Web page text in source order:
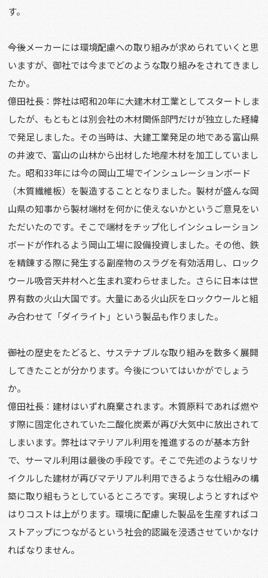
す。
――今後メーカーには環境配慮への取り組みが求められていくと思
いますが、御社では今までどのような取り組みをされてきまし
たか。
億田社長：弊社は昭和20年に大建木材工業としてスタートしま
したが、もともとは別会社の木材関係部門だけが独立した経緯
で発足しました。その当時は、大建工業発足の地である富山県
の井波で、富山の山林から出材した地産木材を加工していまし
た。昭和33年には今の岡山工場でインシュレーションボード
（木質繊維板）を製造することとなりました。製材が盛んな岡
山県の知事から製材端材を何かに使えないかというご意見をい
ただいたのです。そこで端材をチップ化しインシュレーション
ボードが作れるよう岡山工場に設備投資しました。その他、鉄
を精錬する際に発生する副産物のスラグを有効活用し、ロック
ウール吸音天井材へと生まれ変わらせました。さらに日本は世
界有数の火山大国です。大量にある火山灰をロックウールと組
み合わせて「ダイライト」という製品も作りました。
――御社の歴史をたどると、サステナブルな取り組みを数多く展開
してきたことが分かります。今後についてはいかがでしょう
か。
億田社長：建材はいずれ廃棄されます。木質原料であれば燃や
す際に固定化されていた二酸化炭素が再び大気中に放出されて
しまいます。弊社はマテリアル利用を推進するのが基本方針
で、サーマル利用は最後の手段です。そこで先述のようなリサ
イクルした建材が再びマテリアル利用できるような仕組みの構
築に取り組もうとしているところです。実現しようとすればや
はりコストは上がります。環境に配慮した製品を生産すればコ
ストアップにつながるという社会的認識を浸透させていかなけ
ればなりません。